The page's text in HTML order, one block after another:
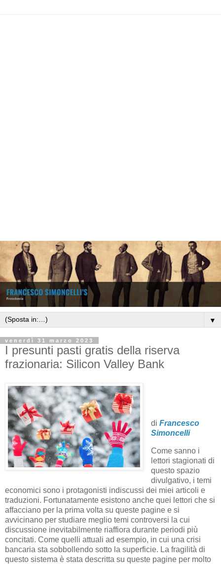
▼
venerdì 31 marzo 2023
I presunti pasti gratis della riserva
frazionaria: Silicon Valley Bank
di Francesco
Simoncelli
Come sanno i
lettori stagionati di
questo spazio
divulgativo, i temi
economici sono i protagonisti indiscussi dei miei articoli e
traduzioni. Fortunatamente esistono anche quei lettori che si
affacciano per la prima volta su queste pagine e si
avvicinano per studiare meglio temi controversi la cui
discussione inevitabilmente riaffiora durante periodi più
concitati. Come quelli attuali ad esempio, in cui una crisi
bancaria sta sobbollendo sotto la superficie. La fragilità di
questo sistema è stata descritta su queste pagine per molto